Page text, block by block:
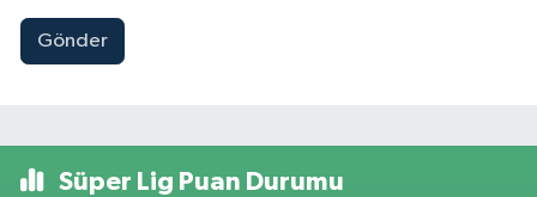
Gönder
Süper Lig Puan Durumu